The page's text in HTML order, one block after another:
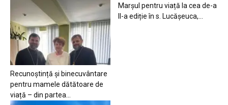
Recunoștință și binecuvântare
pentru mamele dătătoare de
viață – din partea...
Marșul pentru viață la cea de-a
II-a ediție în s. Lucășeuca,...